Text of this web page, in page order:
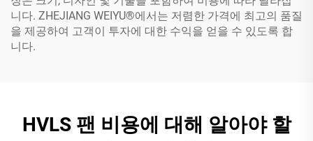
니다. ZHEJIANG WEIYU®에서는 저렴한 가격에 최고의 품질
을 제공하여 고객이 투자에 대한 수익을 얻을 수 있도록 합
니다.
HVLS 팬 비용에 대해 알아야 할